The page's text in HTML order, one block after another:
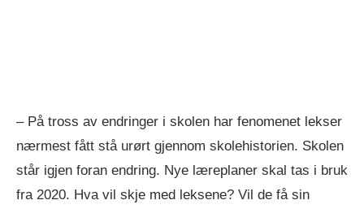
– På tross av endringer i skolen har fenomenet lekser
nærmest fått stå urørt gjennom skolehistorien. Skolen
står igjen foran endring. Nye læreplaner skal tas i bruk
fra 2020. Hva vil skje med leksene? Vil de få sin